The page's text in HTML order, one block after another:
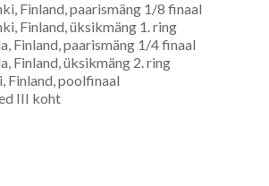
Finland, paarismäng 1/8 finaal
Finland, üksikmäng 1. ring
Finland, paarismäng 1/4 finaal
Finland, üksikmäng 2. ring
Finland, poolfinaal
III koht